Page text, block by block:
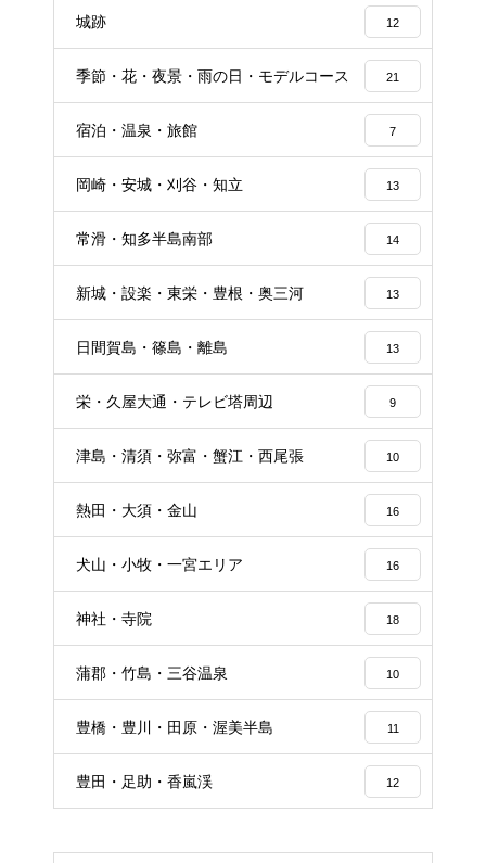
城跡 12
季節・花・夜景・雨の日・モデルコース 21
宿泊・温泉・旅館 7
岡崎・安城・刈谷・知立 13
常滑・知多半島南部 14
新城・設楽・東栄・豊根・奥三河 13
日間賀島・篠島・離島 13
栄・久屋大通・テレビ塔周辺 9
津島・清須・弥富・蟹江・西尾張 10
熱田・大須・金山 16
犬山・小牧・一宮エリア 16
神社・寺院 18
蒲郡・竹島・三谷温泉 10
豊橋・豊川・田原・渥美半島 11
豊田・足助・香嵐渓 12